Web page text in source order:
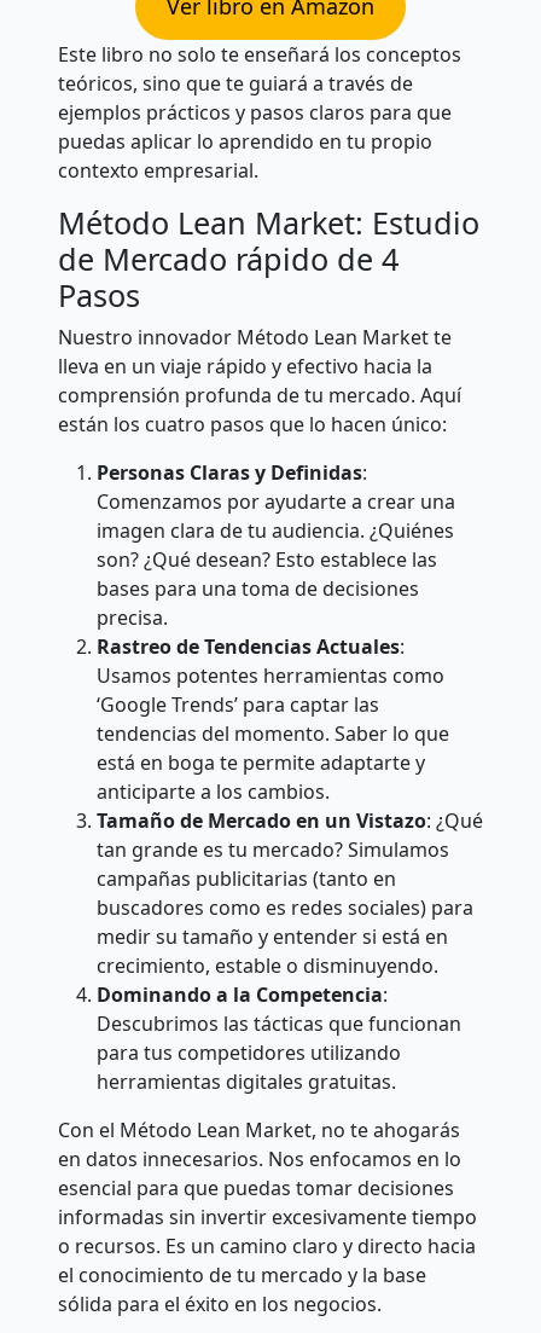
Este libro no solo te enseñará los conceptos
teóricos, sino que te guiará a través de
ejemplos prácticos y pasos claros para que
puedas aplicar lo aprendido en tu propio
contexto empresarial.
Método Lean Market: Estudio
de Mercado rápido de 4
Pasos
Nuestro innovador Método Lean Market te
lleva en un viaje rápido y efectivo hacia la
comprensión profunda de tu mercado. Aquí
están los cuatro pasos que lo hacen único:
Personas Claras y Definidas:
Comenzamos por ayudarte a crear una
imagen clara de tu audiencia. ¿Quiénes
son? ¿Qué desean? Esto establece las
bases para una toma de decisiones
precisa.
Rastreo de Tendencias Actuales:
Usamos potentes herramientas como
‘Google Trends’ para captar las
tendencias del momento. Saber lo que
está en boga te permite adaptarte y
anticiparte a los cambios.
Tamaño de Mercado en un Vistazo: ¿Qué
tan grande es tu mercado? Simulamos
campañas publicitarias (tanto en
buscadores como es redes sociales) para
medir su tamaño y entender si está en
crecimiento, estable o disminuyendo.
Dominando a la Competencia:
Descubrimos las tácticas que funcionan
para tus competidores utilizando
herramientas digitales gratuitas.
Con el Método Lean Market, no te ahogarás
en datos innecesarios. Nos enfocamos en lo
esencial para que puedas tomar decisiones
informadas sin invertir excesivamente tiempo
o recursos. Es un camino claro y directo hacia
el conocimiento de tu mercado y la base
sólida para el éxito en los negocios.